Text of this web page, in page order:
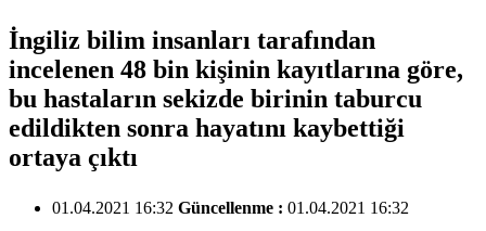
İngiliz bilim insanları tarafından
incelenen 48 bin kişinin kayıtlarına göre,
bu hastaların sekizde birinin taburcu
edildikten sonra hayatını kaybettiği
ortaya çıktı
01.04.2021 16:32 Güncellenme : 01.04.2021 16:32